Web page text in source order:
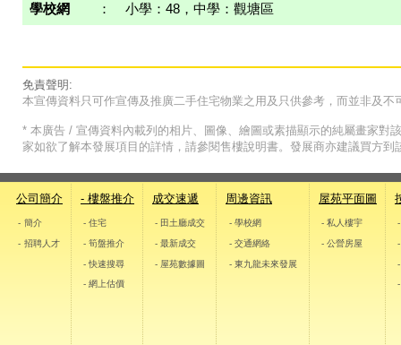
學校網 ： 小學：48，中學：觀塘區
免責聲明:
本宣傳資料只可作宣傳及推廣二手住宅物業之用及只供參考，而並非及
* 本廣告 / 宣傳資料內載列的相片、圖像、繪圖或素描顯示的純屬畫家對
家如欲了解本發展項目的詳情，請參閱售樓說明書。發展商亦建議買方
公司簡介
- 簡介
- 招聘人才
- 樓盤推介
- 住宅
- 筍盤推介
- 快速搜尋
- 網上估價
成交速遞
- 田土廳成交
- 最新成交
- 屋苑數據圖
周邊資訊
- 學校網
- 交通網絡
- 東九龍未來發展
屋苑平面圖
- 私人樓宇
- 公營房屋